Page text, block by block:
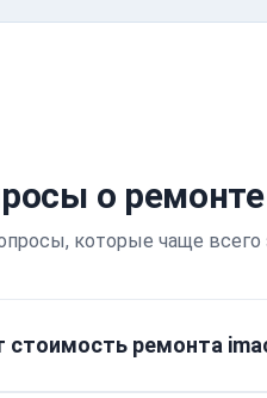
о
которые чаще
стоимость ремонта